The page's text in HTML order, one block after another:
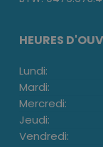
HEURES
Lundi:
Mardi:
Mercredi:
Jeudi:
Vendredi: